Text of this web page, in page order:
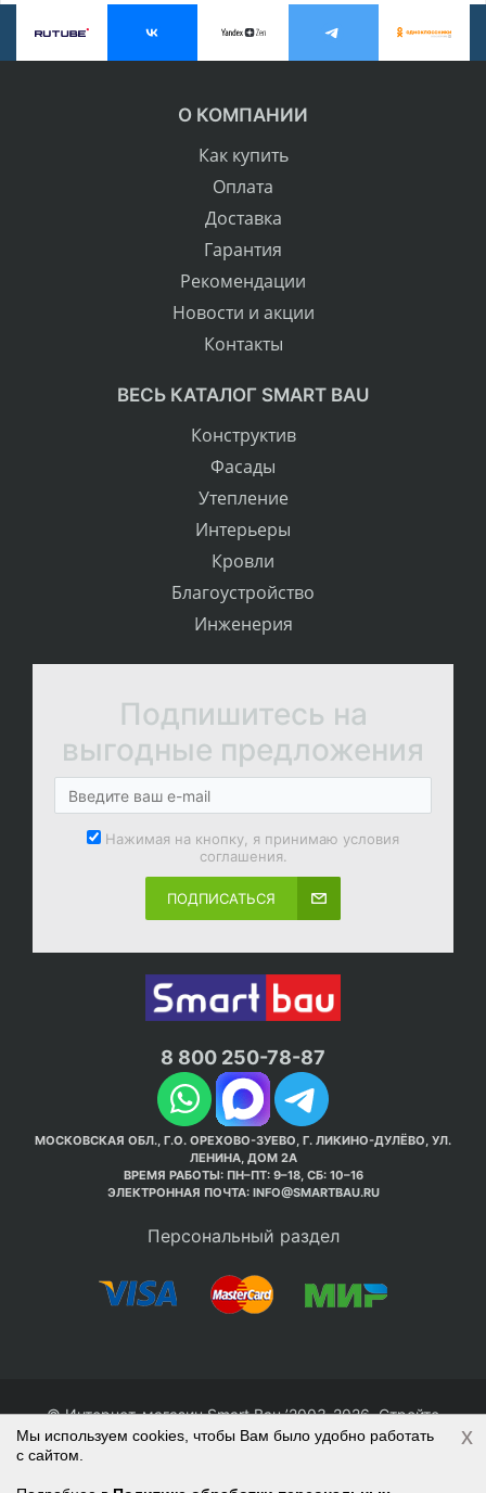
О КОМПАНИИ
Как купить
Оплата
Доставка
Гарантия
Рекомендации
Новости и акции
Контакты
ВЕСЬ КАТАЛОГ SMART BAU
Конструктив
Фасады
Утепление
Интерьеры
Кровли
Благоустройство
Инженерия
Подпишитесь на
выгодные предложения
Нажимая на кнопку, я принимаю условия
соглашения.
ПОДПИСАТЬСЯ
8 800 250-78-87
МОСКОВСКАЯ ОБЛ., Г.О. ОРЕХОВО-ЗУЕВО, Г. ЛИКИНО-ДУЛЁВО, УЛ.
ЛЕНИНА, ДОМ 2А
ВРЕМЯ РАБОТЫ: ПН–ПТ: 9–18, СБ: 10–16
ЭЛЕКТРОННАЯ ПОЧТА: INFO@SMARTBAU.RU
Персональный раздел
© Интернет-магазин Smart Bau ’2003-2026. Стройте
правильно с 1-го раза.
Политика обработки персональных данных
Мы используем cookies, чтобы Вам было удобно работать
с сайтом.
x